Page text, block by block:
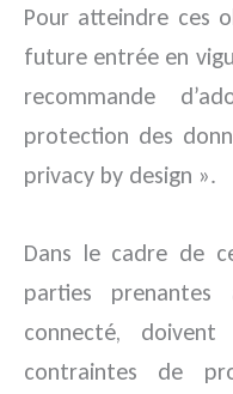
Pour atteindre ces
future entrée en
recommande
protection des
privacy by design ».
Dans le cadre de
parties
connecté,
contraintes de